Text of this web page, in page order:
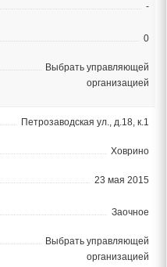
-
0
Выбрать управляющей
организацией
Петрозаводская ул., д.18, к.1
Ховрино
23 мая 2015
Заочное
Выбрать управляющей
организацией